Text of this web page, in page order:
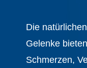
Die
Gelenke
Schmerzen,